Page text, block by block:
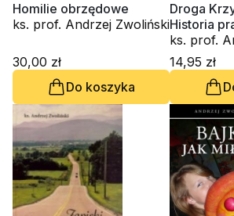
Homilie obrzędowe
ks. prof. Andrzej Zwoliński
30,00 zł
Do koszyka
Droga
Historia
ks. prof.
14,95 zł